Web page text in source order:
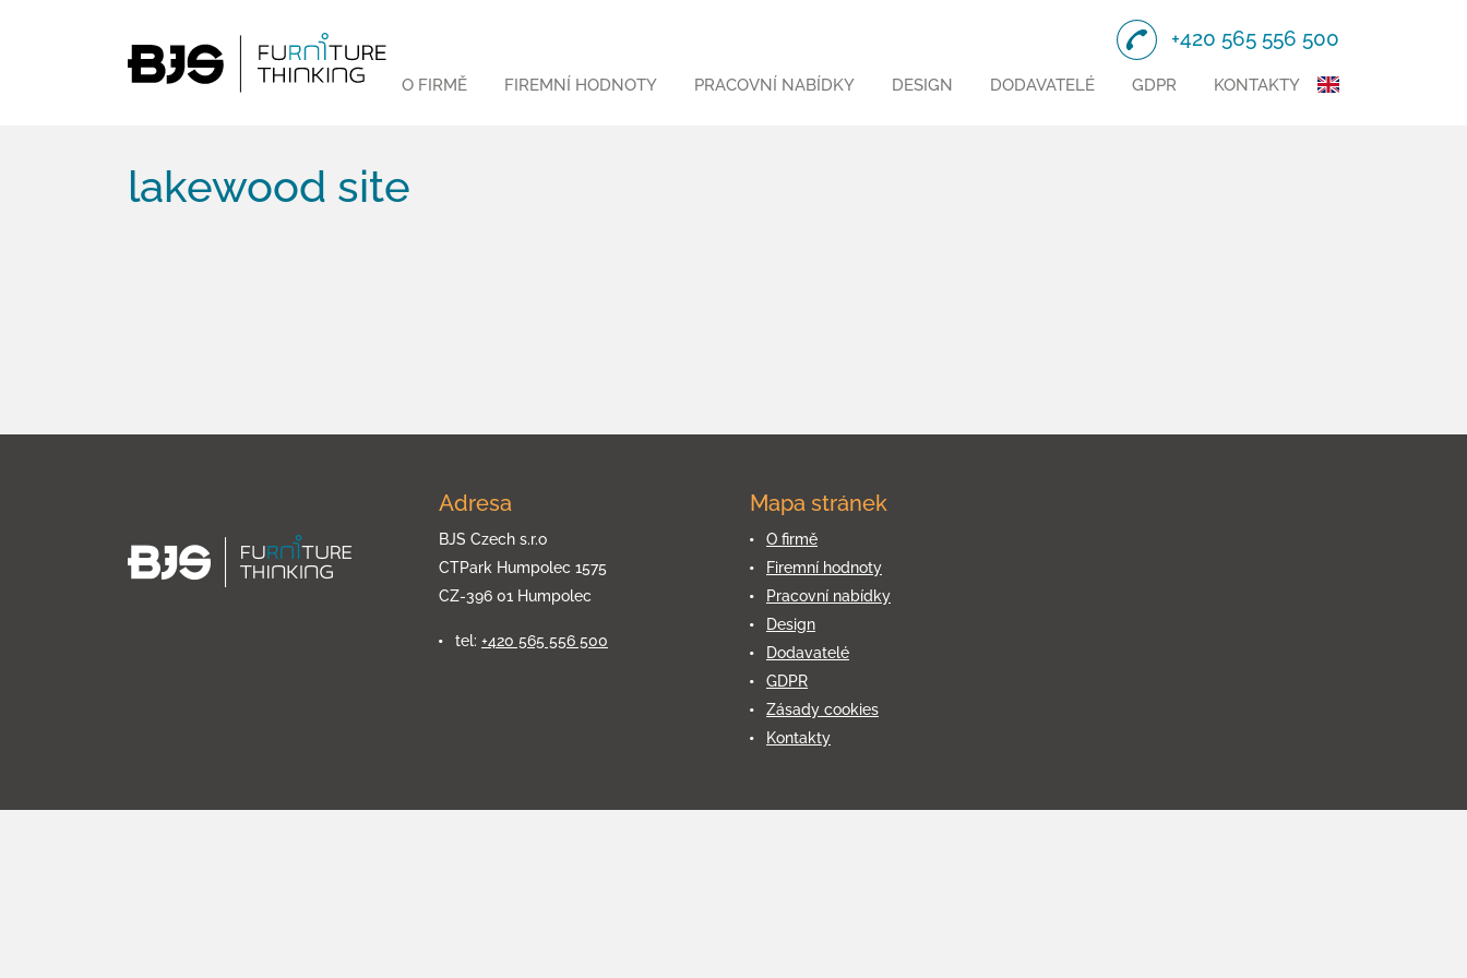
+420 565 556 500
O FIRMĚ FIREMNÍ HODNOTY PRACOVNÍ NABÍDKY DESIGN DODAVATELÉ GDPR KONTAKTY
lakewood site
Adresa
BJS Czech s.r.o
CTPark Humpolec 1575
CZ-396 01 Humpolec
tel: +420 565 556 500
Mapa stránek
O firmě
Firemní hodnoty
Pracovní nabídky
Design
Dodavatelé
GDPR
Zásady cookies
Kontakty